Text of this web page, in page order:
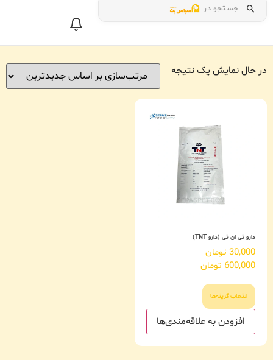
جستجو در
در حال نمایش یک نتیجه
دارو تی ان تی (دارو TNT)
30,000 تومان–
600,000 تومان
انتخاب گزینه‌ها
افزودن به علاقه‌مندی‌ها